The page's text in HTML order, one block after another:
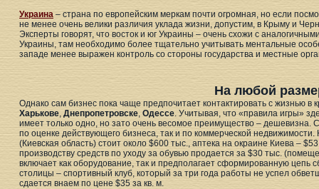
Украина – страна по европейским меркам почти огромная, но если
не менее очень велики различия уклада жизни, допустим, в Крыму и
Эксперты говорят, что восток и юг Украины – очень схожи с
Украины, там необходимо более тщательно учитывать ментальные
западе менее выражен контроль со стороны государства и местные
На любой
Однако сам бизнес пока чаще предпочитает контактировать с жизнью в
Харькове, Днепропетровске, Одессе. Учитывая, что «правила игры»
имеет только одно, но зато очень весомое преимущество – дешевизна.
по оценке действующего бизнеса, так и по коммерческой
(Киевская область) стоит около $600 тыс., аптека на окраине Киева –
производству средств по уходу за обувью продается за $30 тыс.
включает как оборудование, так и предполагает сформированную цепь
столицы – спортивный клуб, который за три года работы не успел
сдается внаем по цене $35 за кв. м.